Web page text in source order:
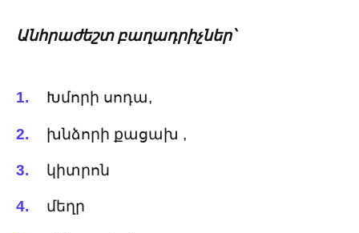
Անհրաժեշտ բաղադրիչներ՝
Խմորի սոդա,
խնձորի քացախ ,
կիտրոն
մեղր